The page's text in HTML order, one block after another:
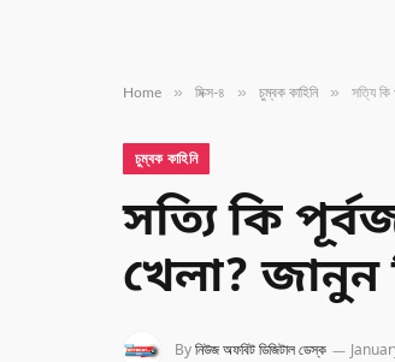
Home » মিক্স-৪ » চুম্বক কাহিনি » সত্যি কি
চুম্বক কাহিনি
সত্যি কি
খেলা? জানুন
Byনিউজ অফবিট ডিজিটাল ডেস্ক